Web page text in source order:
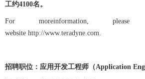
工约4100名。
For moreinformation, please
website http://www.teradyne.com
招聘职位 ：应用开发工程师（Application